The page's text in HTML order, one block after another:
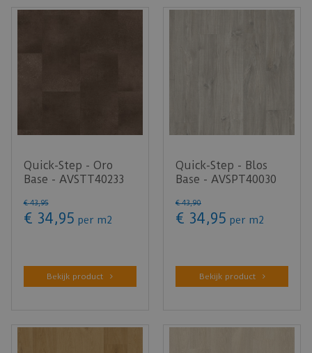
Quick-Step - Oro
Base - AVSTT40233
PVC)
€ 43,95
€ 34,95 per m2
Bekijk product
Quick-Step - Blos
Base - AVSPT40030
za…
€ 43,90
€ 34,95 per m2
Bekijk product